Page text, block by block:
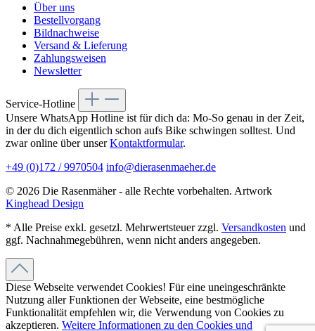
Über uns
Bestellvorgang
Bildnachweise
Versand & Lieferung
Zahlungsweisen
Newsletter
Service-Hotline
Unsere WhatsApp Hotline ist für dich da: Mo-So genau in der Zeit,
in der du dich eigentlich schon aufs Bike schwingen solltest. Und
zwar online über unserKontaktformular.
+49 (0)172 / 9970504 info@dierasenmaeher.de
© 2026 Die Rasenmäher - alle Rechte vorbehalten. Artwork
Kinghead Design
* Alle Preise exkl. gesetzl. Mehrwertsteuer zzgl. Versandkosten und
ggf. Nachnahmegebühren, wenn nicht anders angegeben.
Diese Webseite verwendet Cookies! Für eine uneingeschränkte
Nutzung aller Funktionen der Webseite, eine bestmögliche
Funktionalität empfehlen wir, die Verwendung von Cookies zu
akzeptieren. Weitere Informationen zu den Cookies und